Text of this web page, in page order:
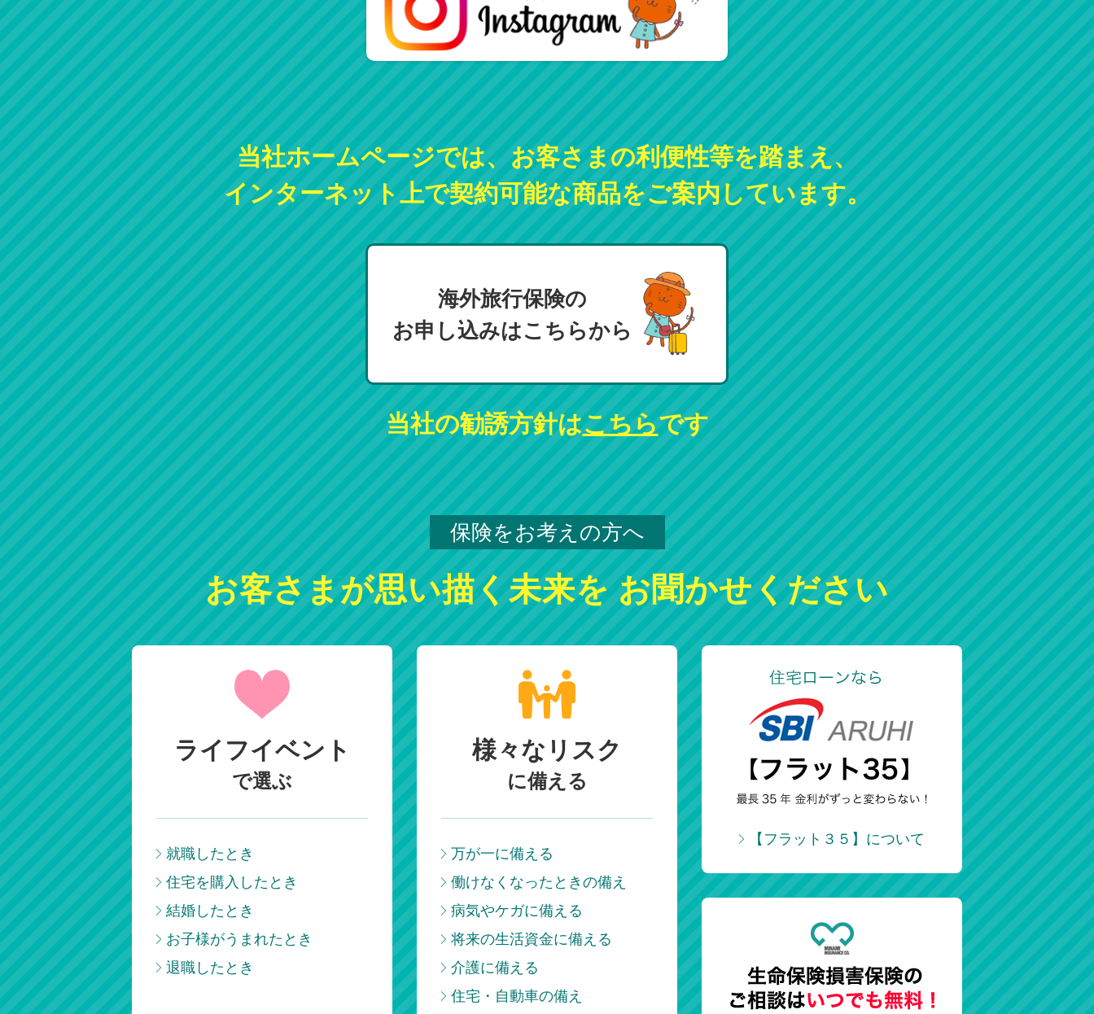
当社ホームページでは、お客さまの利便性等を踏まえ、
インターネット上で契約可能な商品をご案内しています。
海外旅行保険の
お申し込みはこちらから
当社の勧誘方針はこちらです
保険をお考えの方へ
お客さまが思い描く未来をお聞かせください
ライフイベント
で選ぶ
就職したとき
住宅を購入したとき
結婚したとき
お子様がうまれたとき
退職したとき
様々なリスク
に備える
万が一に備える
働けなくなったときの備え
病気やケガに備える
将来の生活資金に備える
介護に備える
住宅・自動車の備え
【フラット３５】について